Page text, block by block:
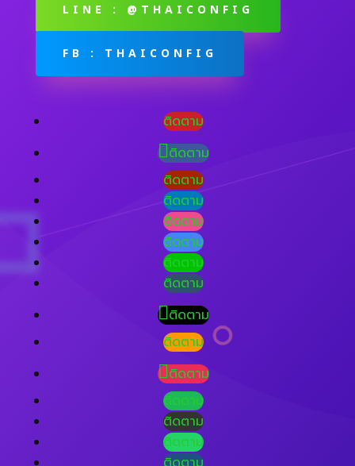
LINE : @THAICONFIG
FB : THAICONFIG
ติดตาม
ติดตาม
ติดตาม
ติดตาม
ติดตาม
ติดตาม
ติดตาม
ติดตาม
ติดตาม
ติดตาม
ติดตาม
ติดตาม
ติดตาม
ติดตาม